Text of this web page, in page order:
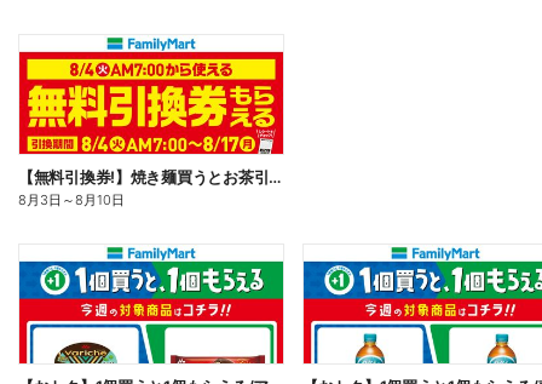
【無料引換券!】焼き麺買うとお茶引換券貰える!
8月3日 ～8月10日